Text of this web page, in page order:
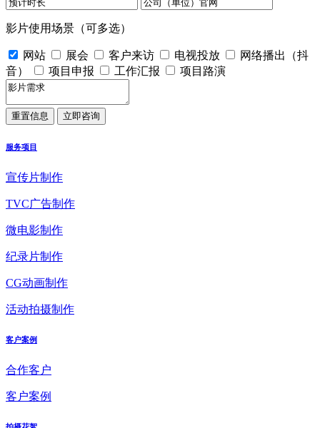
影片使用场景（可多选）
网站 展会 客户来访 电视投放
网络播出（抖
音）
项目申报 工作汇报 项目路演
服务项目
宣传片制作
TVC广告制作
微电影制作
纪录片制作
CG动画制作
活动拍摄制作
客户案例
合作客户
客户案例